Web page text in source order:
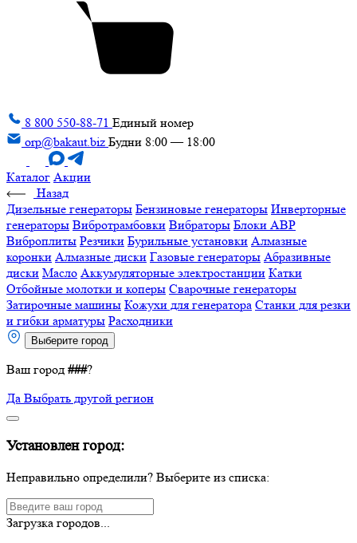
8 800 550-88-71 Единый номер
orp@bakaut.biz Будни 8:00 — 18:00
Каталог Акции
Назад
Дизельные генераторы Бензиновые генераторы Инверторные
генераторы Вибротрамбовки Вибраторы Блоки АВР
Виброплиты Резчики Бурильные установки Алмазные
коронки Алмазные диски Газовые генераторы Абразивные
диски Масло Аккумуляторные электростанции Катки
Отбойные молотки и коперы Сварочные генераторы
Затирочные машины Кожухи для генератора Станки для резки
и гибки арматуры Расходники
Выберите город
Ваш город ###?
Да Выбрать другой регион
Установлен город:
Неправильно определили? Выберите из списка:
Загрузка городов...